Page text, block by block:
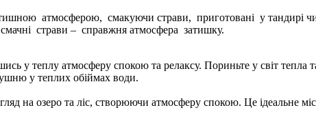
атмосферою, смакуючи страви, приготовані у тандирі
страви – справжня атмосфера затишку.
у теплу атмосферу спокою та релаксу. Пориньте у світ тепла
у теплих обіймах води.
на озеро та ліс, створюючи атмосферу спокою. Це ідеальне